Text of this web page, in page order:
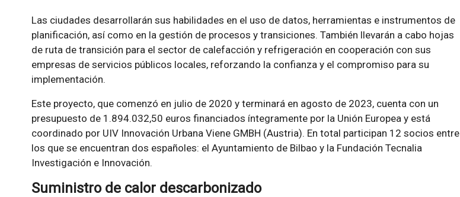
Las ciudades desarrollarán sus habilidades en el uso de datos, herramientas e instrumentos de
planificación, así como en la gestión de procesos y transiciones. También llevarán a cabo hojas
de ruta de transición para el sector de calefacción y refrigeración en cooperación con sus
empresas de servicios públicos locales, reforzando la confianza y el compromiso para su
implementación.
Este proyecto, que comenzó en julio de 2020 y terminará en agosto de 2023, cuenta con un
presupuesto de 1.894.032,50 euros financiados íntegramente por la Unión Europea y está
coordinado por UIV Innovación Urbana Viene GMBH (Austria). En total participan 12 socios entre
los que se encuentran dos españoles: el Ayuntamiento de Bilbao y la Fundación Tecnalia
Investigación e Innovación.
Suministro de calor descarbonizado